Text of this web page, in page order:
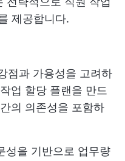
제공합니다.
점과 가용성을 고려하
업 할당 플랜을 만드
의 의존성을 포함하
성을 기반으로 업무량